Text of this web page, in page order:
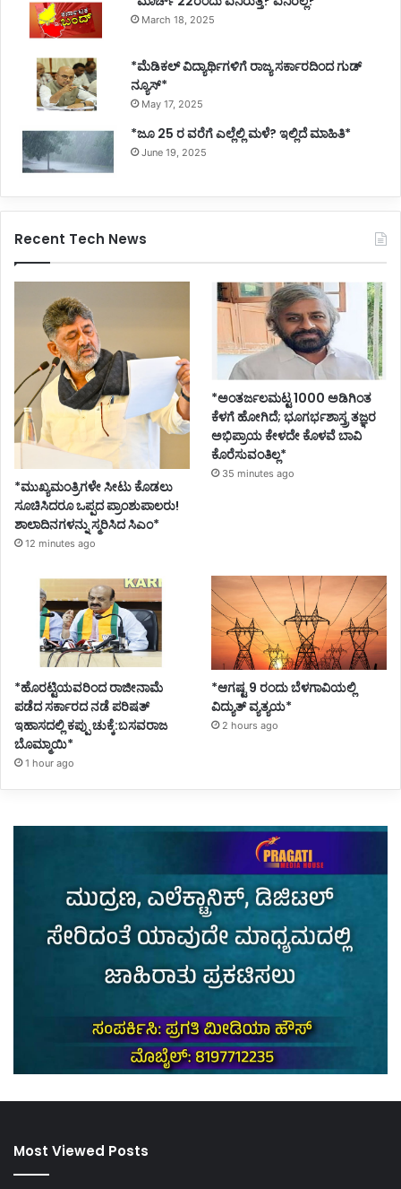
March 18, 2025
*ಮೆಡಿಕಲ್ ವಿದ್ಯಾರ್ಥಿಗಳಿಗೆ ರಾಜ್ಯ ಸರ್ಕಾರದಿಂದ ಗುಡ್
ನ್ಯೂಸ್*
May 17, 2025
*ಜೂ 25 ರ ವರೆಗೆ ಎಲ್ಲೆಲ್ಲಿ ಮಳೆ? ಇಲ್ಲಿದೆ ಮಾಹಿತಿ*
June 19, 2025
Recent Tech News
*ಮುಖ್ಯಮಂತ್ರಿಗಳೇ ಸೀಟು ಕೊಡಲು
ಸೂಚಿಸಿದರೂ ಒಪ್ಪದ ಪ್ರಾಂಶುಪಾಲರು!
ಶಾಲಾದಿನಗಳನ್ನು ಸ್ಮರಿಸಿದ ಸಿಎಂ*
12 minutes ago
*ಅಂತರ್ಜಲಮಟ್ಟ 1000 ಅಡಿಗಿಂತ
ಕೆಳಗೆ ಹೋಗಿದೆ; ಭೂಗರ್ಭಶಾಸ್ತ್ರ ತಜ್ಞರ
ಅಭಿಪ್ರಾಯ ಕೇಳದೇ ಕೊಳವೆ ಬಾವಿ
ಕೊರೆಸುವಂತಿಲ್ಲ*
35 minutes ago
*ಹೊರಟ್ಟಿಯವರಿಂದ ರಾಜೀನಾಮೆ
ಪಡೆದ ಸರ್ಕಾರದ ನಡೆ ಪರಿಷತ್
ಇಹಾಸದಲ್ಲಿ ಕಪ್ಪು ಚುಕ್ಕೆ:ಬಸವರಾಜ
ಬೊಮ್ಮಾಯಿ*
1 hour ago
*ಆಗಷ್ಟ 9 ರಂದು ಬೆಳಗಾವಿಯಲ್ಲಿ
ವಿದ್ಯುತ್ ವ್ಯತ್ಯಯ*
2 hours ago
Most Viewed Posts